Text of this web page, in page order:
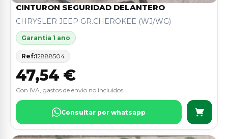
CINTURON SEGURIDAD DELANTERO
CHRYSLER JEEP GR.CHEROKEE (WJ/WG)
Garantia 1 ano
Ref:12888504
47,54 €
Con IVA, gastos de envio no incluidos.
Consultar por whatsapp